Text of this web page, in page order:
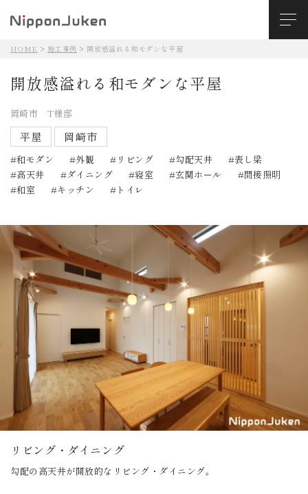
HOME 施工事例 開放感溢れる和モダンな平屋
開放感溢れる和モダンな平屋
岡崎市 T様邸
平屋 岡崎市
和モダン 外観 リビング 勾配天井
表し梁
高天井
ダイニング 寝室 玄関ホール
間接照明
和室
キッチン トイレ
リビング・ダイニング
勾配の高天井が開放的なリビング・ダイニング。